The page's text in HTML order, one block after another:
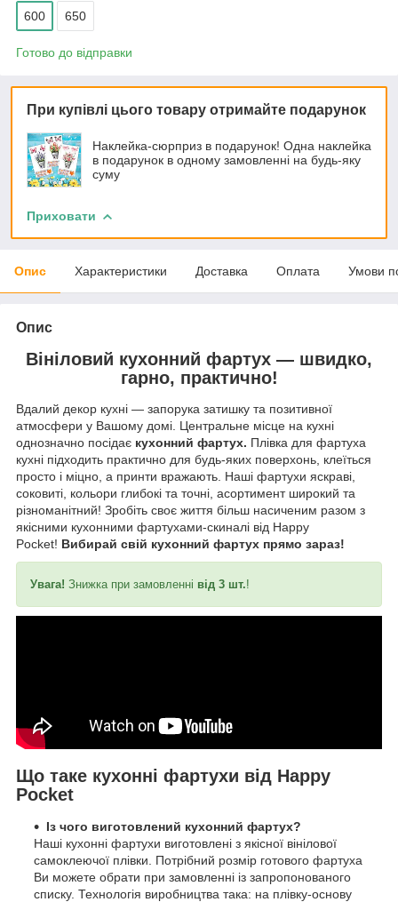
600 650
Готово до відправки
При купівлі цього товару отримайте подарунок
Наклейка-сюрприз в подарунок! Одна наклейка
в подарунок в одному замовленні на будь-яку
суму
Приховати
Опис Характеристики Доставка Оплата Умови
Опис
Вініловий кухонний фартух — швидко,
гарно, практично!
Вдалий декор кухні — запорука затишку та позитивної
атмосфери у Вашому домі. Центральне місце на кухні
однозначно посідає кухонний фартух. Плівка для фартуха
кухні підходить практично для будь-яких поверхонь, клеїться
просто і міцно, а принти вражають. Наші фартухи яскраві,
соковиті, кольори глибокі та точні, асортимент широкий та
різноманітний! Зробіть своє життя більш насиченим разом з
якісними кухонними фартухами-скиналі від Happy
Pocket! Вибирай свій кухонний фартух прямо зараз!
Увага! Знижка при замовленні від 3 шт.!
Що таке кухонні фартухи від Happy
Pocket
Із чого виготовлений кухонний фартух?
Наші кухонні фартухи виготовлені з якісної вінілової
самоклеючої плівки. Потрібний розмір готового фартуха
Ви можете обрати при замовленні із запропонованого
списку. Технологія виробництва така: на плівку-основу